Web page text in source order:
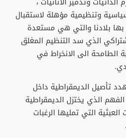
وتنظيمية مؤهلة لاستقبال
بها بلادنا والتي هي مستعدة
الذي سد التنظيم المغلق
الطامحة الى الانخراط في
تأصيل الديمقراطية داخل
الذي يختزل الديمقراطية
التي تمليها الرغبات